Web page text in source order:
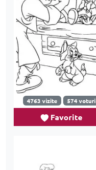
4763 vizite 574 voturi
Favorite